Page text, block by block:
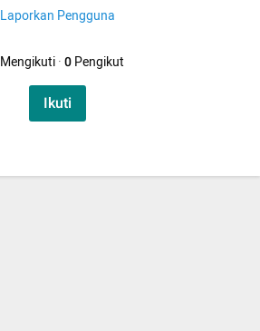
Laporkan Pengguna
Mengikuti·0Pengikut
Ikuti